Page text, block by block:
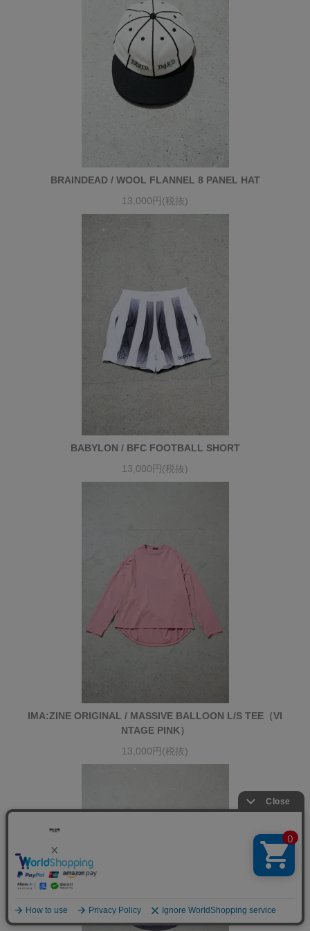
BRAINDEAD / WOOL FLANNEL 8 PANEL HAT
13,000円(税抜)
BABYLON / BFC FOOTBALL SHORT
13,000円(税抜)
IMA:ZINE ORIGINAL / MASSIVE BALLOON L/S TEE（VI
NTAGE PINK）
13,000円(税抜)